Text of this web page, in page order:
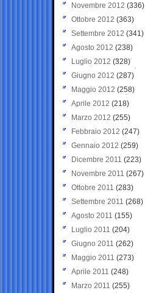
Novembre 2012 (336)
Ottobre 2012 (363)
Settembre 2012 (341)
Agosto 2012 (238)
Luglio 2012 (328)
Giugno 2012 (287)
Maggio 2012 (258)
Aprile 2012 (218)
Marzo 2012 (255)
Febbraio 2012 (247)
Gennaio 2012 (259)
Dicembre 2011 (223)
Novembre 2011 (267)
Ottobre 2011 (283)
Settembre 2011 (268)
Agosto 2011 (155)
Luglio 2011 (204)
Giugno 2011 (262)
Maggio 2011 (273)
Aprile 2011 (248)
Marzo 2011 (255)